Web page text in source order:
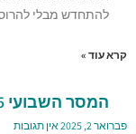
להתחדש מבלי
קרא עוד »
המסר השבועי 2.2.25
פברואר 2, 2025 אין תגובות